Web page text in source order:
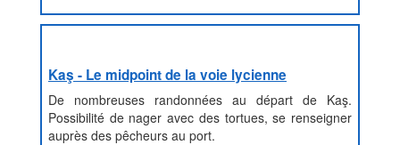
Kaş - Le midpoint de la voie lycienne
De nombreuses randonnées au départ de Kaş.
Possibilité de nager avec des tortues, se renseigner
auprès des pêcheurs au port.